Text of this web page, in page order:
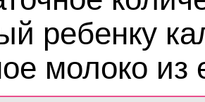
ребенку
молоко из